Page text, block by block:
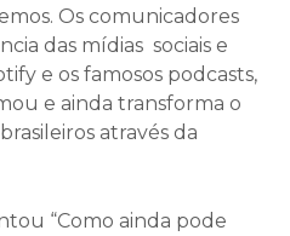
Os comunicadores
das mídias sociais e
e os famosos podcasts,
e ainda transforma o
através da
“Como ainda pode